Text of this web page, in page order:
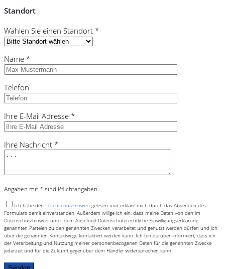
Standort
Wählen Sie einen Standort *
Name *
Telefon
Ihre E-Mail Adresse *
Ihre Nachricht *
Angaben mit * sind Pflichtangaben.
Ich habe den Datenschutzhinweis gelesen und erkläre mich durch das Absenden des
Formulars damit einverstanden. Außerdem willige ich ein, dass meine Daten von den im
Datenschutzhinweis unter dem Abschnitt Datenschutzrechtliche Einwilligungserklärung
genannten Parteien zu den genannten Zwecken verarbeitet und genutzt werden dürfen und ich
über die genannten Kontaktwege kontaktiert werden kann. Ich bin darüber informiert, dass ich
der Verarbeitung und Nutzung meiner personenbezogenen Daten für die genannten Zwecke
jederzeit und für die Zukunft gegenüber dem Händler widersprechen kann.